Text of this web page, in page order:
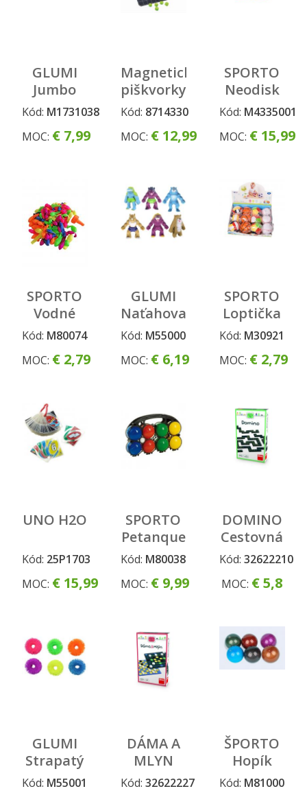
GLUMI
Jumbo
bublina
Kód: M1731038
MOC: € 7,99
Magnetické
piškvorky
Kód: 8714330
MOC: € 12,99
SPORTO
Neodisk
Kód: M4335001
MOC: € 15,99
SPORTO
Vodné
bomby
Kód: M80074
MOC: € 2,79
GLUMI
Naťahovacia
antistresová
Kód: M55000
MOC: € 6,19
SPORTO
Loptička
rôzne
cm
Kód: M30921
MOC: € 2,79
UNO H2O
Kód: 25P1703
MOC: € 15,99
SPORTO
Petanque
Kód: M80038
MOC: € 9,99
DOMINO
Cestovná
hra
Kód: 32622210
MOC: € 5,8
GLUMI
Strapatý
náramok
Kód: M55001
DÁMA A
MLYN
Cestovná
Kód: 32622227
ŠPORTO
Hopík
trblietavá
Kód: M81000